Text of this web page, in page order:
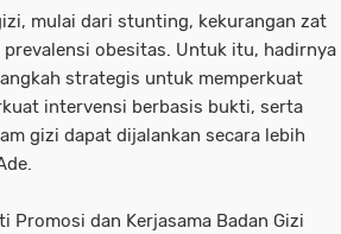
mulai dari stunting, kekurangan zat
obesitas. Untuk itu, hadirnya
strategis untuk memperkuat
intervensi berbasis bukti, serta
gizi dapat dijalankan secara lebih
Promosi dan Kerjasama Badan Gizi